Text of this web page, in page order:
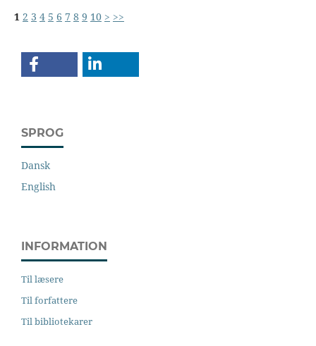
1 2 3 4 5 6 7 8 9 10 > >>
SPROG
Dansk
English
INFORMATION
Til læsere
Til forfattere
Til bibliotekarer